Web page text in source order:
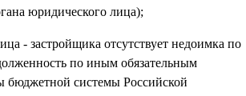
юридического лица);
- застройщика отсутствует недоимка по
по иным обязательным
бюджетной системы Российской